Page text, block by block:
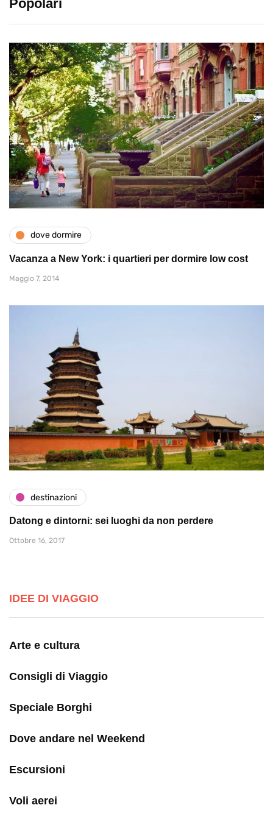
Popolari
dove dormire
Vacanza a New York: i quartieri per dormire low cost
Maggio 7, 2014
destinazioni
Datong e dintorni: sei luoghi da non perdere
Ottobre 16, 2017
IDEE DI VIAGGIO
Arte e cultura
Consigli di Viaggio
Speciale Borghi
Dove andare nel Weekend
Escursioni
Voli aerei